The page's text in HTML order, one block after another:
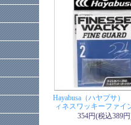
Hayabusa（ハヤブサ）
ィネスワッキーファイ
354円(税込389